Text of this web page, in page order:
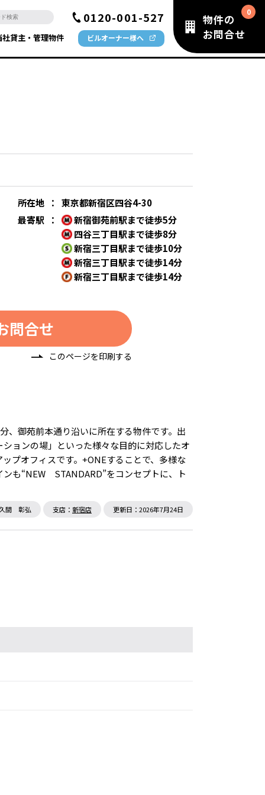
0120-001-527
社貸主・管理物件 ビルオーナー様へ
物件の
お問合せ
所在地 ：
東京都新宿区四谷4-30
最寄駅
：
新宿御苑前駅まで徒歩5分
四谷三丁目駅まで徒歩8分
新宿三丁目駅まで徒歩10分
新宿三丁目駅まで徒歩14分
新宿三丁目駅まで徒歩14分
問合せ
このページを印刷する
、御苑前本通り沿いに所在する物件です。出
ョンの場」といった様々な目的に対応したオ
プオフィスです。+ONEすることで、多様な
も“NEW STANDARD”をコンセプトに、ト
間 彰弘 支店： 新宿店 更新日：2026年7月24日